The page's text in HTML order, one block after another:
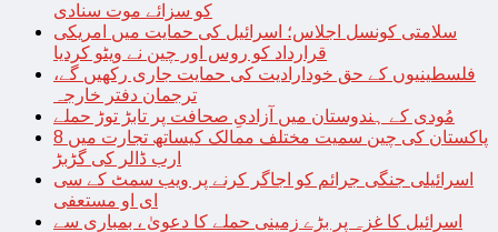
کو سزائے موت سنادی
سلامتی کونسل اجلاس؛ اسرائیل کی حمایت میں امریکی
قرارداد کو روس اور چین نے ویٹو کردیا
فلسطینیوں کے حق خودارادیت کی حمایت جاری رکھیں گے،
ترجمان دفتر خارجہ
مُودی کے ہندوستان میں آزادیِ صحافت پر تابڑ توڑ حملے
پاکستان کی چین سمیت مختلف ممالک کیساتھ تجارت میں 8
ارب ڈالر کی گڑبڑ
اسرائیلی جنگی جرائم کو اجاگر کرنے پر ویب سمٹ کے سی
ای او مستعفی
اسرائیل کا غزہ پر بڑے زمینی حملے کا دعویٰ ، بمباری سے